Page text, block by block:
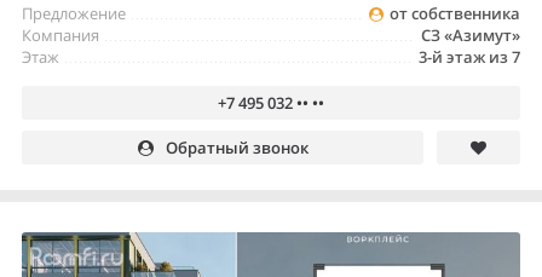
от собственника
Предложение
СЗ «Азимут»
Компания
3-й этаж из 7
Этаж
+7 495 032 •• ••
Обратный звонок